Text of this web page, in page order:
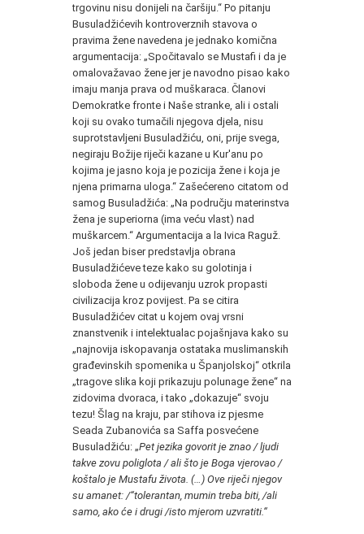
trgovinu nisu donijeli na čaršiju.“ Po pitanju
Busuladžićevih kontroverznih stavova o
pravima žene navedena je jednako komična
argumentacija: „Spočitavalo se Mustafi i da je
omalovažavao žene jer je navodno pisao kako
imaju manja prava od muškaraca. Članovi
Demokratke fronte i Naše stranke, ali i ostali
koji su ovako tumačili njegova djela, nisu
suprotstavljeni Busuladžiću, oni, prije svega,
negiraju Božije riječi kazane u Kur'anu po
kojima je jasno koja je pozicija žene i koja je
njena primarna uloga.“ Zašećereno citatom od
samog Busuladžića: „Na području materinstva
žena je superiorna (ima veću vlast) nad
muškarcem.“ Argumentacija a la Ivica Raguž.
Još jedan biser predstavlja obrana
Busuladžićeve teze kako su golotinja i
sloboda žene u odijevanju uzrok propasti
civilizacija kroz povijest. Pa se citira
Busuladžićev citat u kojem ovaj vrsni
znanstvenik i intelektualac pojašnjava kako su
„najnovija iskopavanja ostataka muslimanskih
građevinskih spomenika u Španjolskoj“ otkrila
„tragove slika koji prikazuju polunage žene“ na
zidovima dvoraca, i tako „dokazuje“ svoju
tezu! Šlag na kraju, par stihova iz pjesme
Seada Zubanovića sa Saffa posvećene
Busuladžiću: „Pet jezika govorit je znao / ljudi
takve zovu poliglota / ali što je Boga vjerovao /
koštalo je Mustafu života. (…) Ove riječi njegov
su amanet: /“tolerantan, mumin treba biti, /ali
samo, ako će i drugi /isto mjerom uzvratiti.“